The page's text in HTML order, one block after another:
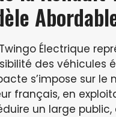
Électrique
des véhicules
s’impose sur le
français, en
un large